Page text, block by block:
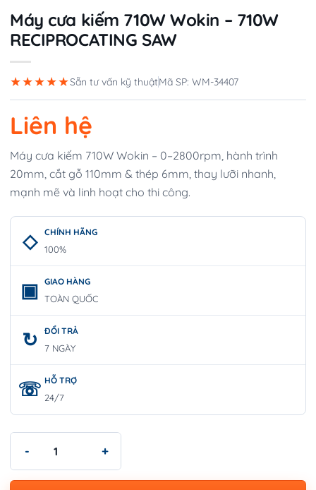
Máy cưa kiếm 710W Wokin – 710W
RECIPROCATING SAW
★★★★★Sẵn tư vấn kỹ thuậtMã SP: WM-34407
Liên hệ
Máy cưa kiếm 710W Wokin – 0–2800rpm, hành trình
20mm, cắt gỗ 110mm & thép 6mm, thay lưỡi nhanh,
mạnh mẽ và linh hoạt cho thi công.
CHÍNH HÃNG
100%
GIAO HÀNG
TOÀN QUỐC
ĐỔI TRẢ
7 NGÀY
HỖ TRỢ
24/7